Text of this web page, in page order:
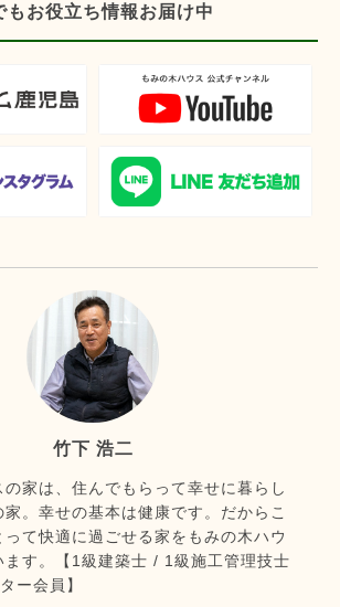
もお役立ち情報お届け中
竹下 浩二
の家は、住んでもらって幸せに暮らし
。幸せの基本は健康です。だからこ
って快適に過ごせる家をもみの木ハウ
ます。【1級建築士 / 1級施工管理技士
ー会員】